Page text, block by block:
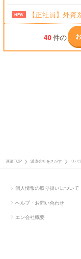
NEW 【正社員】外
40件の
派遣TOP 派遣会社をさがす リバ
個人情報の取り扱いについて
ヘルプ・お問い合わせ
エン会社概要